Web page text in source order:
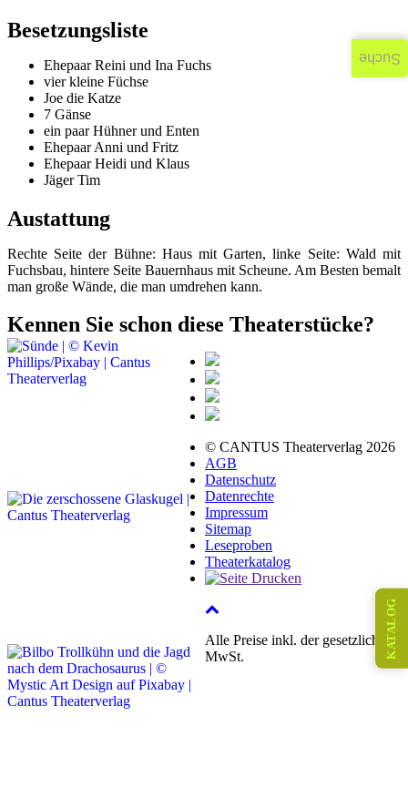
Besetzungsliste
Ehepaar Reini und Ina Fuchs
vier kleine Füchse
Joe die Katze
7 Gänse
ein paar Hühner und Enten
Ehepaar Anni und Fritz
Ehepaar Heidi und Klaus
Jäger Tim
Austattung
Rechte Seite der Bühne: Haus mit Garten, linke Seite: Wald mit
Fuchsbau, hintere Seite Bauernhaus mit Scheune. Am Besten bemalt
man große Wände, die man umdrehen kann.
Kennen Sie schon diese Theaterstücke?
© CANTUS Theaterverlag 2026
AGB
Datenschutz
Datenrechte
Impressum
Sitemap
Leseproben
Theaterkatalog
Alle Preise inkl. der gesetzlichen
MwSt.
KATALOG
Suche